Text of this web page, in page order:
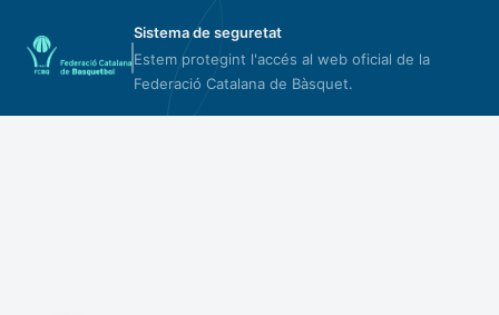
Sistema de seguretat
Estem protegint l'accés al web oficial de la
Federació Catalana de Bàsquet.